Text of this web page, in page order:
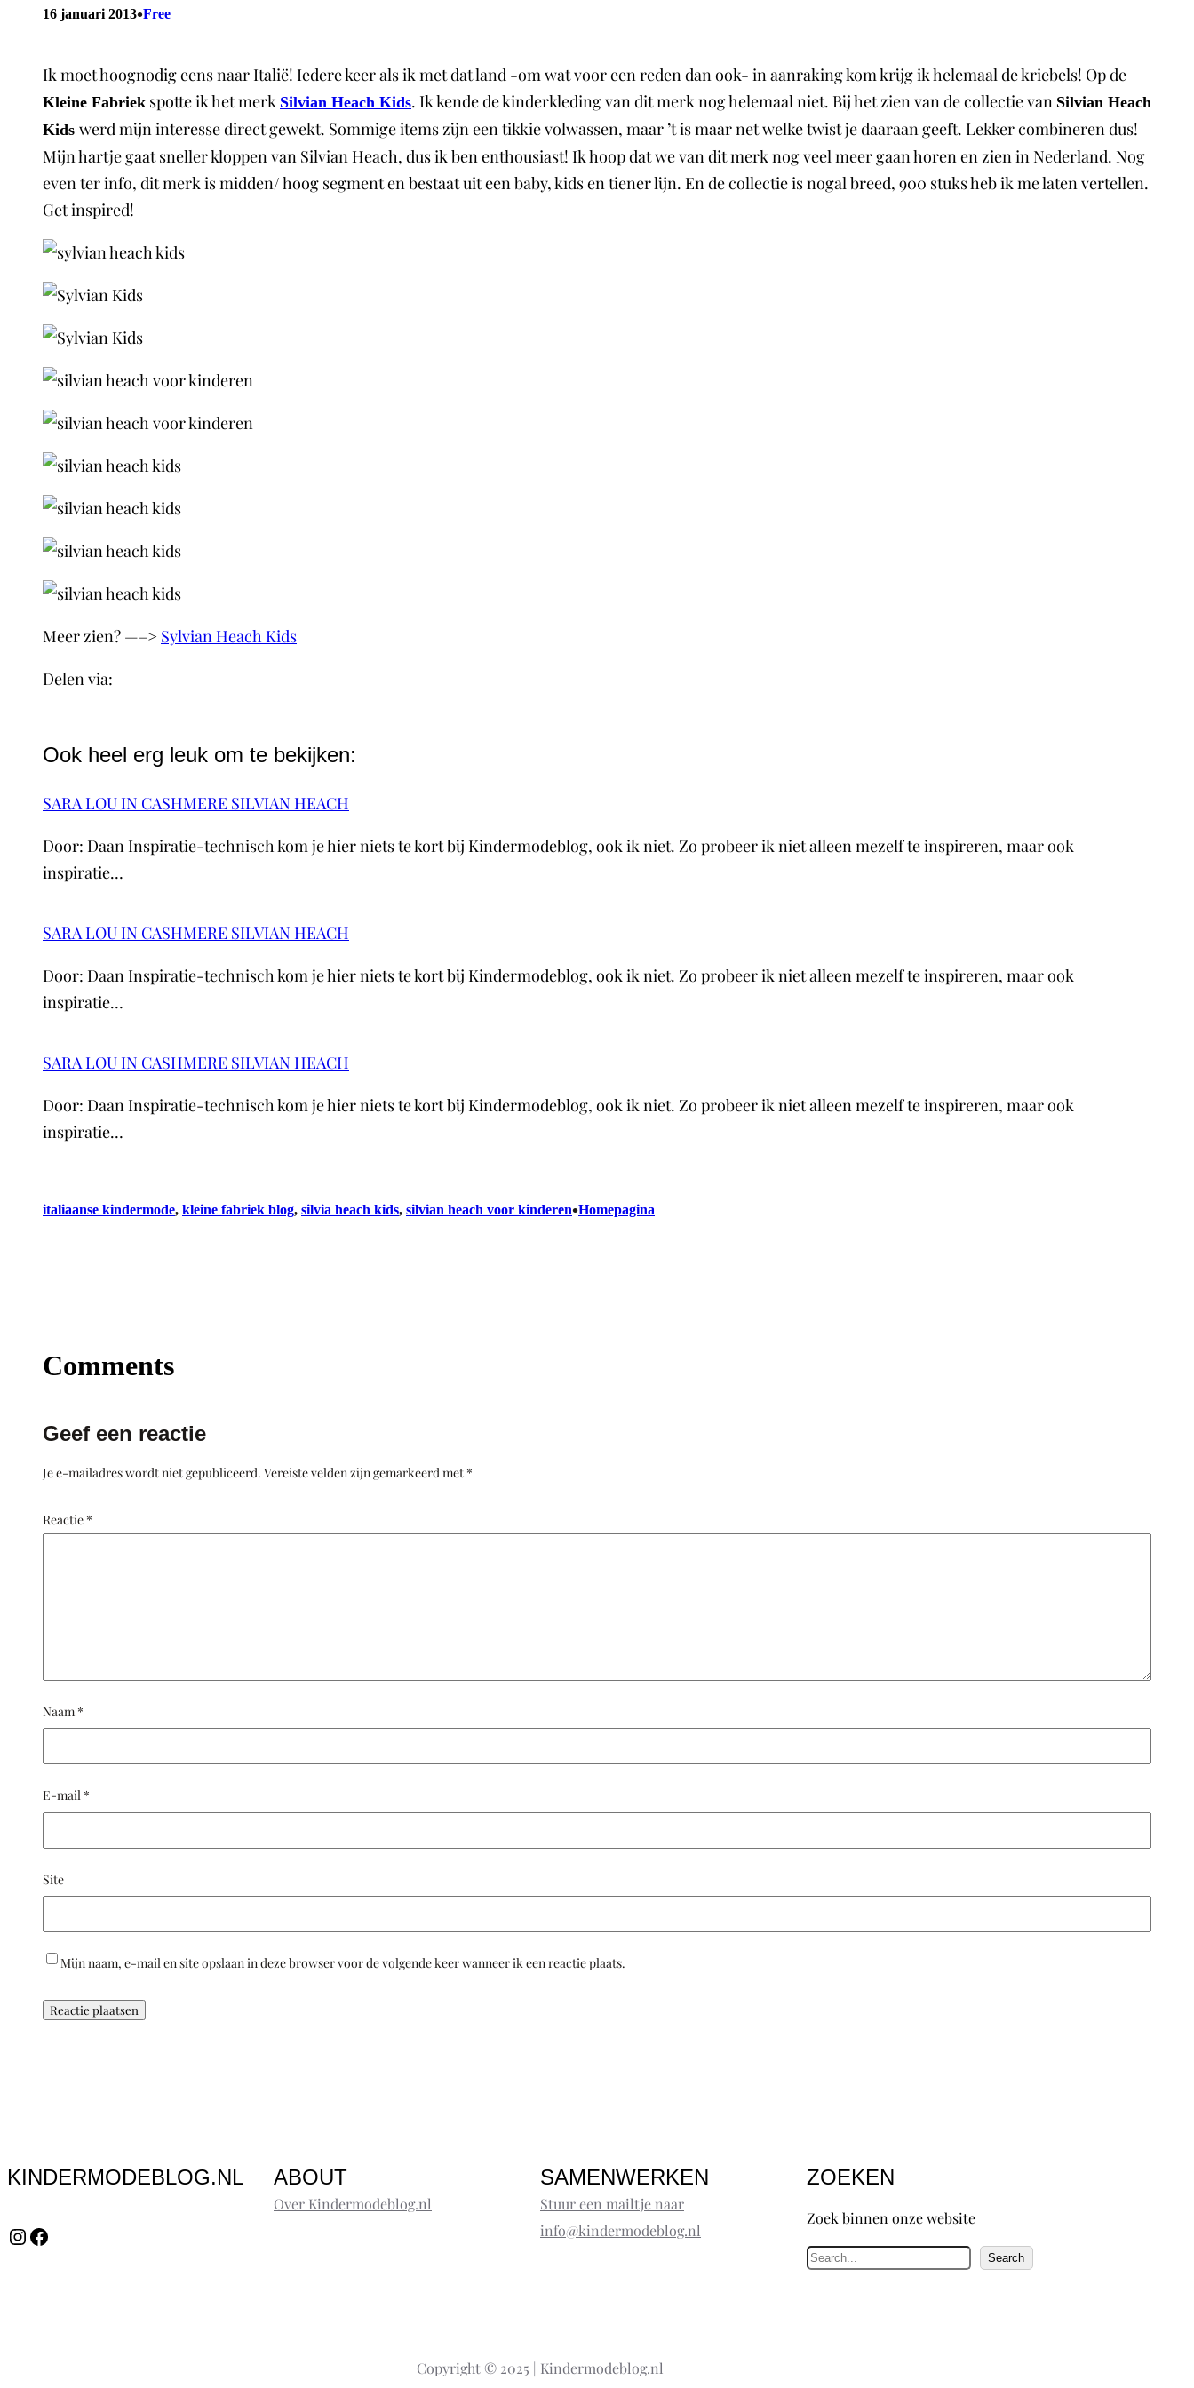
16 januari 2013•Free
Ik moet hoognodig eens naar Italië! Iedere keer als ik met dat land -om wat voor een reden dan ook- in aanraking kom krijg ik helemaal de kriebels! Op de
Kleine Fabriek spotte ik het merk Silvian Heach Kids. Ik kende de kinderkleding van dit merk nog helemaal niet. Bij het zien van de collectie van Silvian Heach
Kids werd mijn interesse direct gewekt. Sommige items zijn een tikkie volwassen, maar ’t is maar net welke twist je daaraan geeft. Lekker combineren dus!
Mijn hartje gaat sneller kloppen van Silvian Heach, dus ik ben enthousiast! Ik hoop dat we van dit merk nog veel meer gaan horen en zien in Nederland. Nog
even ter info, dit merk is midden/ hoog segment en bestaat uit een baby, kids en tiener lijn. En de collectie is nogal breed, 900 stuks heb ik me laten vertellen.
Get inspired!
Meer zien? —–> Sylvian Heach Kids
Delen via:
Ook heel erg leuk om te bekijken:
SARA LOU IN CASHMERE SILVIAN HEACH
Door: Daan Inspiratie-technisch kom je hier niets te kort bij Kindermodeblog, ook ik niet. Zo probeer ik niet alleen mezelf te inspireren, maar ook
inspiratie…
SARA LOU IN CASHMERE SILVIAN HEACH
Door: Daan Inspiratie-technisch kom je hier niets te kort bij Kindermodeblog, ook ik niet. Zo probeer ik niet alleen mezelf te inspireren, maar ook
inspiratie…
SARA LOU IN CASHMERE SILVIAN HEACH
Door: Daan Inspiratie-technisch kom je hier niets te kort bij Kindermodeblog, ook ik niet. Zo probeer ik niet alleen mezelf te inspireren, maar ook
inspiratie…
italiaanse kindermode, kleine fabriek blog, silvia heach kids, silvian heach voor kinderen•Homepagina
Comments
Geef een reactie
Je e-mailadres wordt niet gepubliceerd. Vereiste velden zijn gemarkeerd met *
Reactie *
Naam *
E-mail *
Site
Mijn naam, e-mail en site opslaan in deze browser voor de volgende keer wanneer ik een reactie plaats.
KINDERMODEBLOG.NL
InstagramFacebook
ABOUT
Over Kindermodeblog.nl
SAMENWERKEN
Stuur een mailtje naar
info@kindermodeblog.nl
ZOEKEN
Zoek binnen onze website
Z
Search
Copyright © 2025 | Kindermodeblog.nl